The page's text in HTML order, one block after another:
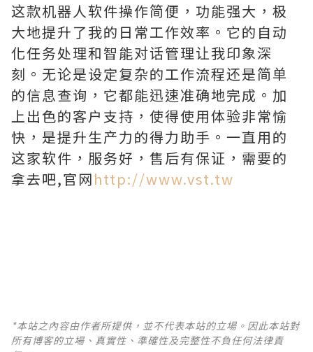
这款机器人软件操作简便，功能强大，极
大地提升了我的日常工作效率。它的自动
化任务处理和智能对话管理让我印象深
刻。无论是设定复杂的工作流程还是简单
的信息查询，它都能迅速准确地完成。加
上出色的客户支持，使得使用体验非常愉
快，是提升生产力的得力助手。一直用的
这家软件，服务好，售后有保证，需要的
拿去吧,官网http://www.vst.tw
*本站之內容由作者所提供，並不代表本站的立場。因此本站對
所有博客的立場、真實性、準確性及完整性不負任何法律責